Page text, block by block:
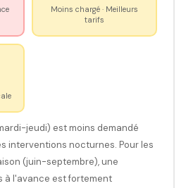
Moins chargé · Meilleurs
tarifs
jeudi) est moins demandé
interventions nocturnes. Pour les
(juin-septembre), une
à l'avance est fortement